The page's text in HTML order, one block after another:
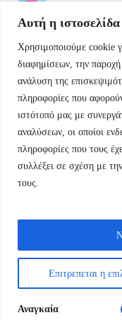
Αυτή η
Χρησιμοποιούμε cookie
διαφημίσεων, την
ανάλυση της
πληροφορίες που
ιστότοπό μας με
αναλύσεων, οι οποίοι
πληροφορίες που τους
συλλέξει σε σχέση με
τους.
Επιτρεπεται η
Αναγκαία
Εμμ.Μπενάκη
Βρείτε μας